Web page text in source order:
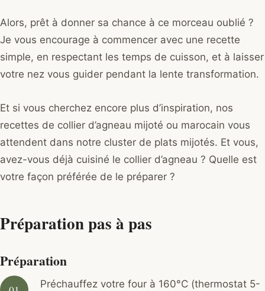
Alors, prêt à donner sa chance à ce morceau oublié ?
Je vous encourage à commencer avec une recette
simple, en respectant les temps de cuisson, et à laisser
votre nez vous guider pendant la lente transformation.
Et si vous cherchez encore plus d’inspiration, nos
recettes de collier d’agneau mijoté ou marocain vous
attendent dans notre cluster de plats mijotés. Et vous,
avez-vous déjà cuisiné le collier d’agneau ? Quelle est
votre façon préférée de le préparer ?
Préparation pas à pas
Préparation
Préchauffez votre four à 160°C (thermostat 5-